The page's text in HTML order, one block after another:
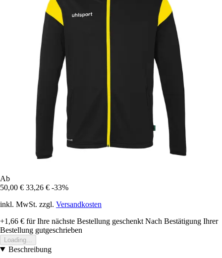
Ab
50,00 € 33,26 € -33%
inkl. MwSt. zzgl. Versandkosten
+1,66 € für Ihre nächste Bestellung geschenkt Nach Bestätigung Ihrer
Bestellung gutgeschrieben
Loading...
Beschreibung